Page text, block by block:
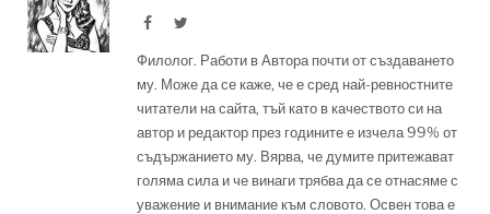
FacebookTwitter
Филолог. Работи в Автора почти от създаването
му. Може да се каже, че е сред най-ревностните
читатели на сайта, тъй като в качеството си на
автор и редактор през годините е изчела 99% от
съдържанието му. Вярва, че думите притежават
голяма сила и че винаги трябва да се отнасяме с
уважение и внимание към словото. Освен това е